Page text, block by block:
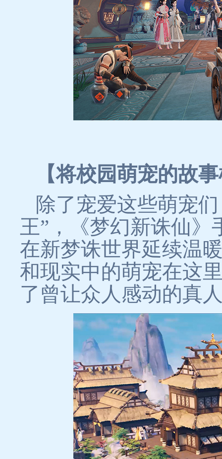
【将校园萌宠的故
除了宠爱这些萌宠
王”，《梦幻新诛仙
在新梦诛世界延续温
和现实中的萌宠在这
了曾让众人感动的真